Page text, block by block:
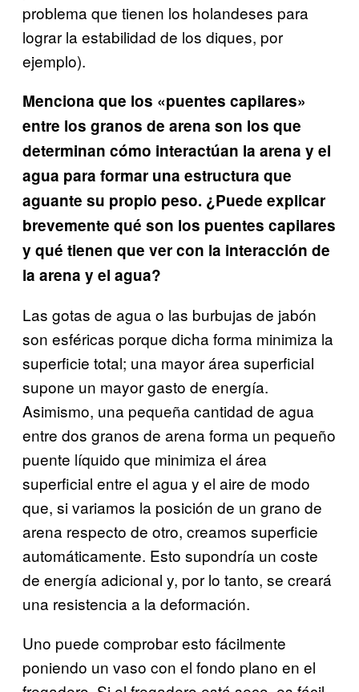
problema que tienen los holandeses para
lograr la estabilidad de los diques, por
ejemplo).
Menciona que los «puentes capilares»
entre los granos de arena son los que
determinan cómo interactúan la arena y el
agua para formar una estructura que
aguante su propio peso. ¿Puede explicar
brevemente qué son los puentes capilares
y qué tienen que ver con la interacción de
la arena y el agua?
Las gotas de agua o las burbujas de jabón
son esféricas porque dicha forma minimiza la
superficie total; una mayor área superficial
supone un mayor gasto de energía.
Asimismo, una pequeña cantidad de agua
entre dos granos de arena forma un pequeño
puente líquido que minimiza el área
superficial entre el agua y el aire de modo
que, si variamos la posición de un grano de
arena respecto de otro, creamos superficie
automáticamente. Esto supondría un coste
de energía adicional y, por lo tanto, se creará
una resistencia a la deformación.
Uno puede comprobar esto fácilmente
poniendo un vaso con el fondo plano en el